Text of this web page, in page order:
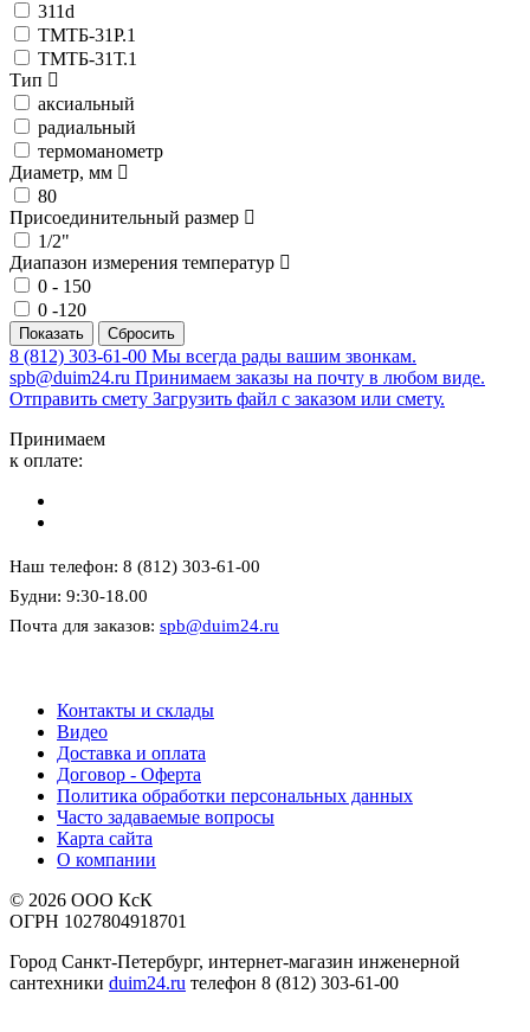
311d
ТМТБ-31Р.1
ТМТБ-31Т.1
Тип
аксиальный
радиальный
термоманометр
Диаметр, мм
80
Присоединительный размер
1/2"
Диапазон измерения температур
0 - 150
0 -120
8 (812) 303-61-00 Мы всегда рады вашим звонкам.
spb@duim24.ru Принимаем заказы на почту в любом виде.
Отправить смету Загрузить файл с заказом или смету.
Принимаем
к оплате:
Наш телефон: 8 (812) 303-61-00
Будни: 9:30-18.00
Почта для заказов: spb@duim24.ru
Контакты и склады
Видео
Доставка и оплата
Договор - Оферта
Политика обработки персональных данных
Часто задаваемые вопросы
Карта сайта
О компании
© 2026 ООО КсК
ОГРН 1027804918701
Город Санкт-Петербург, интернет-магазин инженерной
сантехники duim24.ru телефон 8 (812) 303-61-00